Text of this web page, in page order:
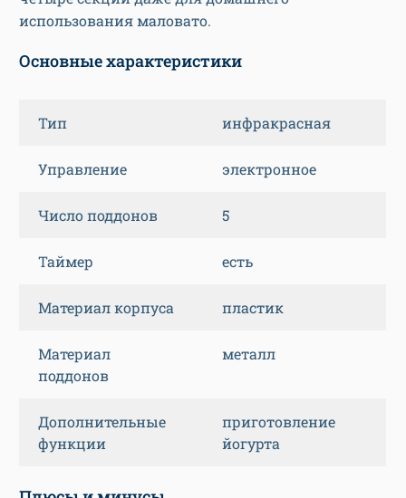
использования маловато.
Основные характеристики
Тип инфракрасная
Управление электронное
Число поддонов 5
Таймер есть
Материал корпуса пластик
Материал
поддонов
металл
Дополнительные
функции
приготовление
йогурта